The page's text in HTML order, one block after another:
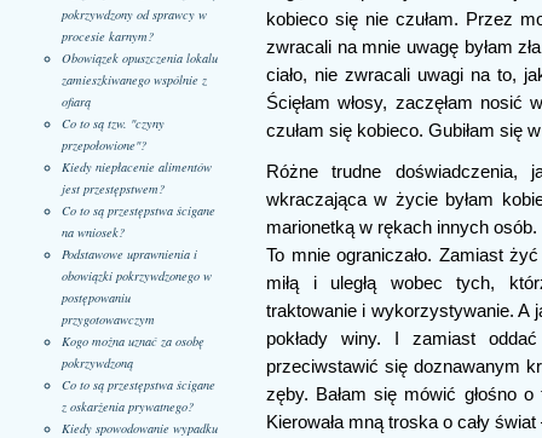
pokrzywdzony od sprawcy w
procesie karnym?
Obowiązek opuszczenia lokalu
zamieszkiwanego wspólnie z
ofiarą
Co to są tzw. "czyny
przepołowione"?
Kiedy niepłacenie alimentów
jest przestępstwem?
Co to są przestępstwa ścigane
na wniosek?
Podstawowe uprawnienia i
obowiązki pokrzywdzonego w
postępowaniu
przygotowawczym
Kogo można uznać za osobę
pokrzywdzoną
Co to są przestępstwa ścigane
z oskarżenia prywatnego?
Kiedy spowodowanie wypadku
kobieco się nie czułam. Przez
zwracali na mnie uwagę byłam
ciało, nie zwracali uwagi na to,
Ścięłam włosy, zaczęłam
czułam się kobieco. Gubiłam się
Różne trudne doświadczenia,
wkraczająca w życie byłam
marionetką w rękach innych osób.
To mnie ograniczało. Zamiast
miłą i uległą wobec tych,
traktowanie i wykorzystywanie. A
pokłady winy. I zamiast
przeciwstawić się doznawanym
zęby. Bałam się mówić głośno
Kierowała mną troska o cały